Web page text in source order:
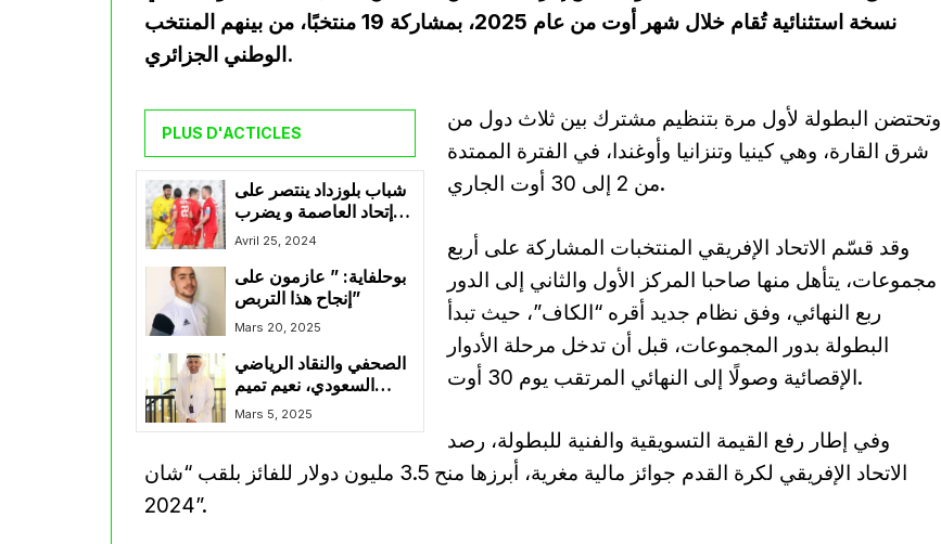
نسخة استثنائية تُقام خلال شهر أوت من عام 2025، بمشاركة 19 منتخبًا، من بينهم المنتخب
الوطني الجزائري.
PLUS D'ACTICLES
شباب بلوزداد ينتصر على
إتحاد العاصمة و يضرب
موعدًا مع مولودية الجزائر
Avril 25, 2024
بوحلفاية: ” عازمون على
إنجاح هذا التربص”
Mars 20, 2025
الصحفي والنقاد الرياضي
السعودي، نعيم تميم
حكيم لـ ” الجزائر فوت”:”
عوار أفضل لاعب وسط
Mars 5, 2025
وتحتضن البطولة لأول مرة بتنظيم مشترك بين ثلاث دول من
شرق القارة، وهي كينيا وتنزانيا وأوغندا، في الفترة الممتدة
من 2 إلى 30 أوت الجاري.
وقد قسّم الاتحاد الإفريقي المنتخبات المشاركة على أربع
مجموعات، يتأهل منها صاحبا المركز الأول والثاني إلى الدور
ربع النهائي، وفق نظام جديد أقره “الكاف”، حيث تبدأ
البطولة بدور المجموعات، قبل أن تدخل مرحلة الأدوار
الإقصائية وصولًا إلى النهائي المرتقب يوم 30 أوت.
وفي إطار رفع القيمة التسويقية والفنية للبطولة، رصد
الاتحاد الإفريقي لكرة القدم جوائز مالية مغرية، أبرزها منح 3.5 مليون دولار للفائز بلقب “شان
2024”.